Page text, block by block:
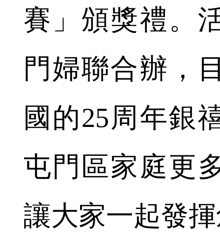
賽」頒獎禮。
門婦聯合辦，
國的25周年銀
屯門區家庭更
讓大家一起發